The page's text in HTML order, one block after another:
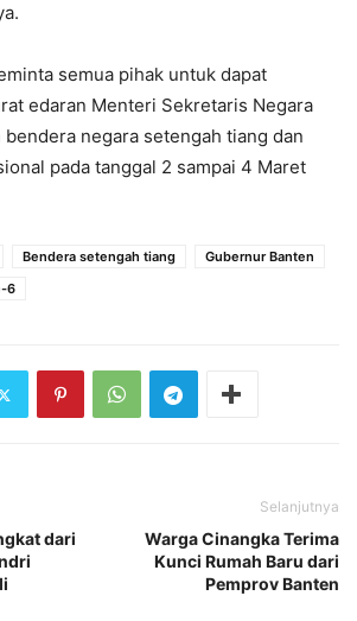
semua pihak untuk dapat
edaran Menteri Sekretaris Negara
negara setengah tiang dan
pada tanggal 2 sampai 4 Maret
Bendera setengah tiang
Gubernur Banten
6
dari
Selanjutnya
‎Warga Cinangka Terima
Kunci Rumah Baru dari
Pemprov Banten